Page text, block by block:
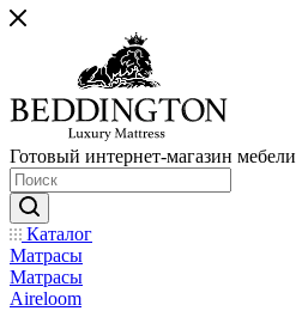
Готовый интернет-магазин мебели
Каталог
Матрасы
Матрасы
Aireloom